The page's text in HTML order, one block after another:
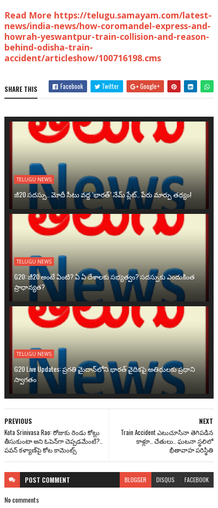
Read More https://telugu.samayam.com/latest-
news/india-news/how-coromandel-express-and-
howrah-yeswantpur-train-collision-and-reason-
behind-odisha-train-
accident/articleshow/100716198.cms
SHARE THIS Facebook Twitter Google+
TELUGU NEWS
జీ20 సదస్సు.. మోదీ సీటు వద్ద ‘భారత్’ నేమ్ ప్లేట్‌.. పేరు మార్పు తథ్యం!
TELUGU NEWS
G20: జీ20 అంటే ఏంటి? ఏ ఏ దేశాలకు సభ్యత్వం? సదస్సుకు ఎందుకింత
ప్రాధాన్యత?
TELUGU NEWS
G20 Live Updates: ప్రగతి మైదాన్‌లోని భారత్ వైదికపై అతిథులకు ప్రధాని
స్వాగతం
NEXT
Train Accident ఎటుచూసినా తెగిపడిన
కాళ్లూ.. చేతులు.. ఘటనా స్థలిలో
భీతావాహ పరిస్థితి
PREVIOUS
Kota Srinivasa Rao: రోజుకు రెండు కోట్లు
తీసుకుంటా అని ఓపెన్‌గా చెప్పడ‌మేంటి?..
ప‌వ‌న్ క‌ళ్యాణ్‌పై కోట కామెంట్స్‌
POST COMMENT BLOGGER DISQUS FACEBOOK
No comments